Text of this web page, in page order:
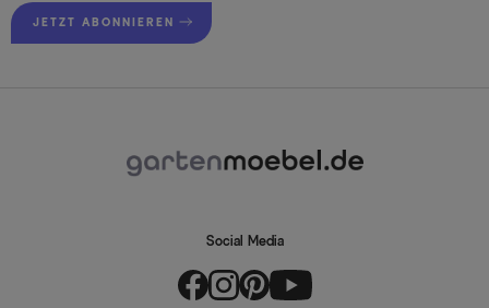
JETZT ABONNIEREN
Social Media